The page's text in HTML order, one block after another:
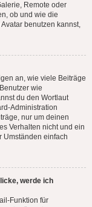
Remote oder
ob und wie die
benutzen kannst,
an, wie viele Beiträge
wie
du den Wortlaut
Administration
nur um deinen
Verhalten nicht und ein
Umständen einfach
werde ich
Funktion für